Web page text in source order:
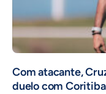
Com atacante,
duelo com